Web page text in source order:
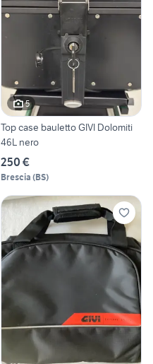
5
Top case bauletto GIVI Dolomiti
46L nero
250 €
Brescia (BS)